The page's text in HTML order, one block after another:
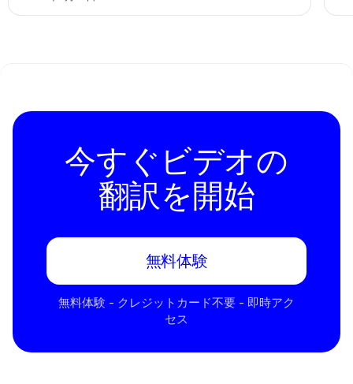
今すぐビデオの
翻訳を開始
無料体験
無料体験 - クレジットカード不要 - 即時アク
セス